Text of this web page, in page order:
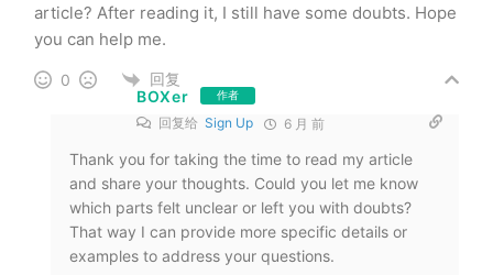
article? After reading it, I still have some doubts. Hope
you can help me.
0
回复
BOXer
作者
回复给 Sign Up 6 月 前
Thank you for taking the time to read my article
and share your thoughts. Could you let me know
which parts felt unclear or left you with doubts?
That way I can provide more specific details or
examples to address your questions.